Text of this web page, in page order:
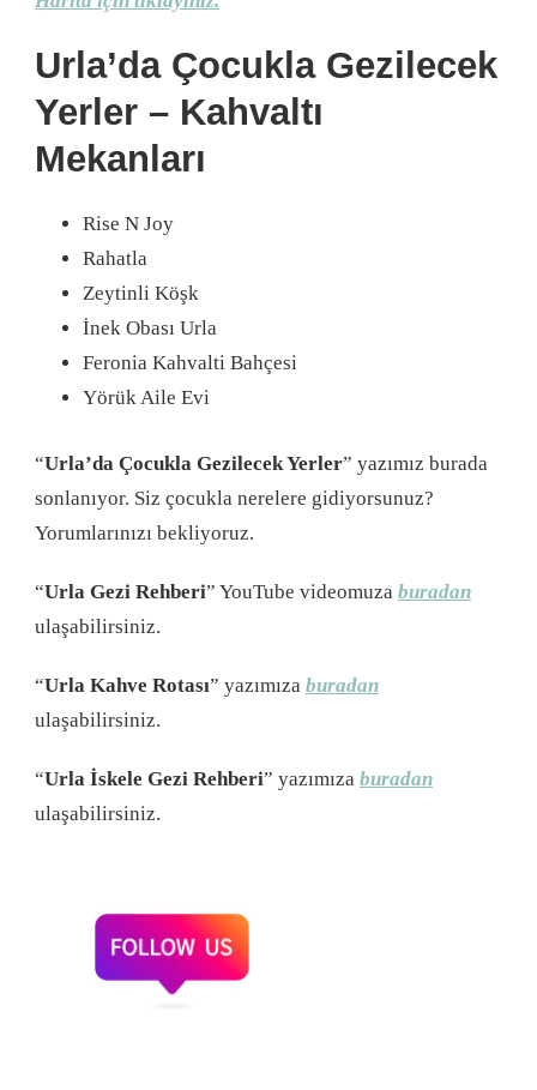
Urla’da Çocukla Gezilecek
Yerler – Kahvaltı
Mekanları
Rise N Joy
Rahatla
Zeytinli Köşk
İnek Obası Urla
Feronia Kahvalti Bahçesi
Yörük Aile Evi
“Urla’da Çocukla Gezilecek Yerler” yazımız burada
sonlanıyor. Siz çocukla nerelere gidiyorsunuz?
Yorumlarınızı bekliyoruz.
“Urla Gezi Rehberi” YouTube videomuza buradan
ulaşabilirsiniz.
“Urla Kahve Rotası” yazımıza buradan
ulaşabilirsiniz.
“Urla İskele Gezi Rehberi” yazımıza buradan
ulaşabilirsiniz.